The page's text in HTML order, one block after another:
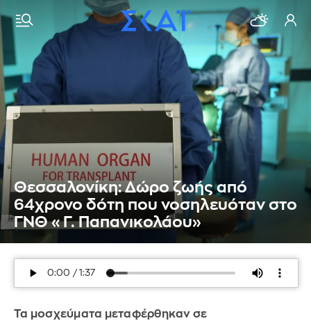
Θεσσαλονίκη: Δώρο ζωής από
64χρονο δότη που νοσηλευόταν στο
ΓΝΘ «Γ. Παπανικολάου»
Τα μοσχεύματα μεταφέρθηκαν σε